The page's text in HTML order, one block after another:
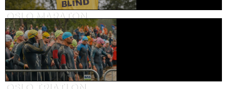
OSLO MARATON
Kundehistorie, sport